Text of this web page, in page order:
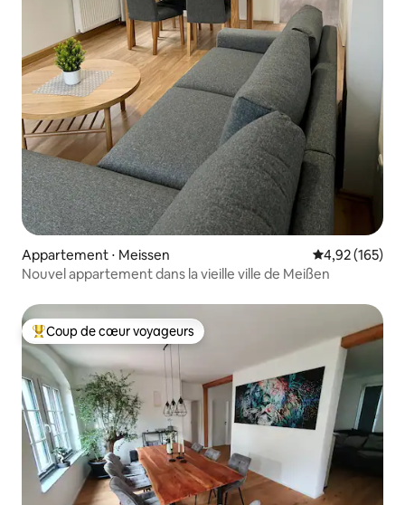
Appartement ⋅ Meissen Évaluation
4,92 (165)
Nouvel appartement dans la vieille ville de Meißen
Coups de cœur voyageurs les plus appréciés
Coup de cœur voyageurs